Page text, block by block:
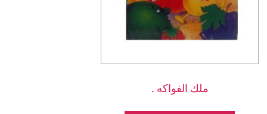
ملك الفواكه .